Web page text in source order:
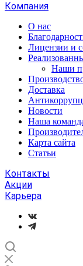
Компания
О нас
Лицензии и
Наши
Доставка
Новости
Наша
Карта сайта
Статьи
Контакты
Акции
Карьера